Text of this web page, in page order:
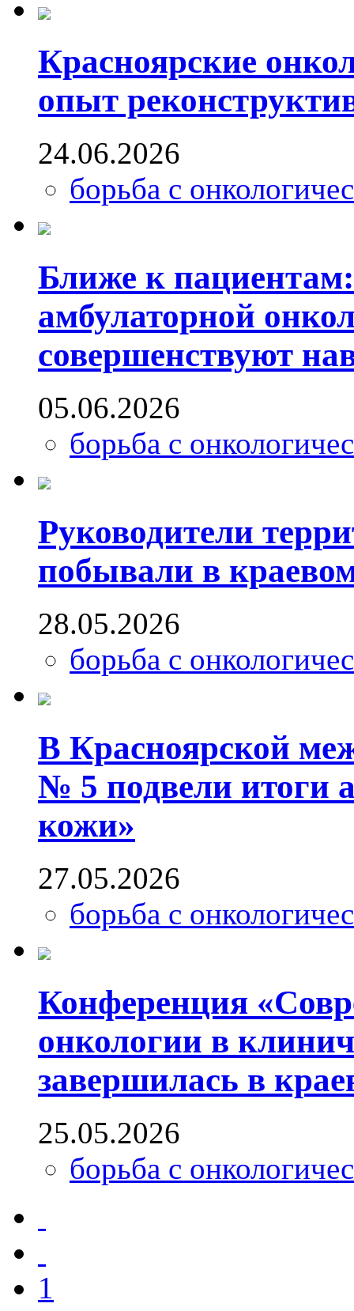
Красноярские
опыт
24.06.2026
борьба с
Ближе к
амбулаторной
совершенствуют
05.06.2026
борьба с
Руководители
побывали в
28.05.2026
борьба с
В Красноярской
№ 5 подвели итоги
кожи»
27.05.2026
борьба с
Конференция
онкологии в
завершилась в
25.05.2026
борьба с
1